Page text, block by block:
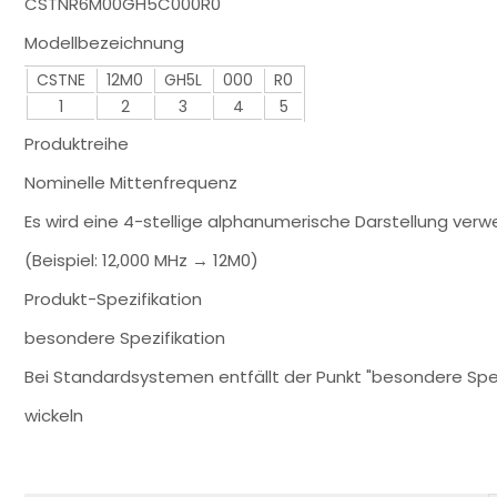
Modellbezeichnung
CSTNE 12M0 GH5L 000
R0
1
2 3 4 5
Produktreihe
Nominelle Mittenfrequenz
Es wird eine 4-stellige alphanumerische Darstellung
(Beispiel: 12,000 MHz → 12M0)
Produkt-Spezifikation
besondere Spezifikation
Bei Standardsystemen entfällt der Punkt "besondere
wickeln